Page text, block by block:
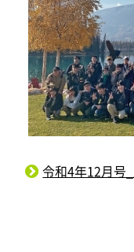
令和4年12月号